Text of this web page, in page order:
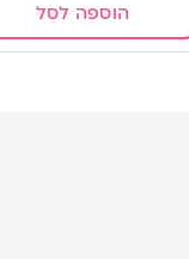
הוספה לסל